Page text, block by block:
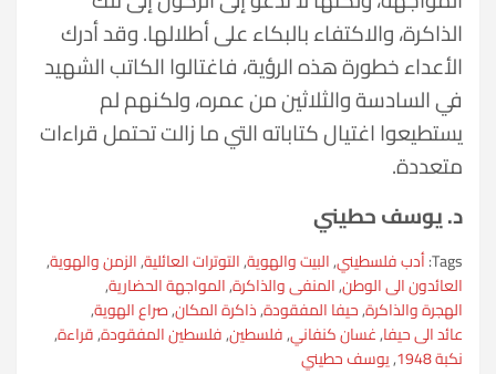
الذاكرة، والاكتفاء بالبكاء على أطلالها. وقد أدرك
الأعداء خطورة هذه الرؤية، فاغتالوا الكاتب الشهيد
في السادسة والثلاثين من عمره، ولكنهم لم
يستطيعوا اغتيال كتاباته التي ما زالت تحتمل قراءات
متعددة.
د. يوسف حطيني
Tags: أدب فلسطيني,البيت والهوية,التوترات العائلية,الزمن والهوية,
العائدون الى الوطن,المنفى والذاكرة,المواجهة الحضارية,
الهجرة والذاكرة,حيفا المفقودة,ذاكرة المكان,صراع الهوية,
عائد الى حيفا,غسان كنفاني,فلسطين,فلسطين المفقودة,قراءة,
نكبة 1948
,يوسف حطيني